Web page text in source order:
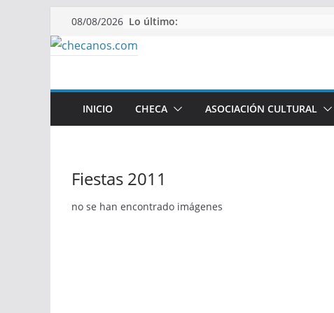
Saltar
al
contenido
08/08/2026 Lo último:
INICIO CHECA ASOCIACIÓN CULTURAL
Fiestas 2011
no se han encontrado imágenes